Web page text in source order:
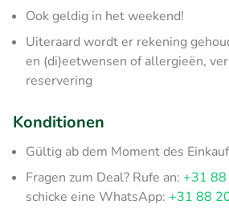
Ook geldig in het weekend!
Uiteraard wordt er rekening
en (di)eetwensen of allergieën,
reservering
Konditionen
Gültig ab dem Moment des
Fragen zum Deal? Rufe an: +31
schicke eine WhatsApp: +31 88